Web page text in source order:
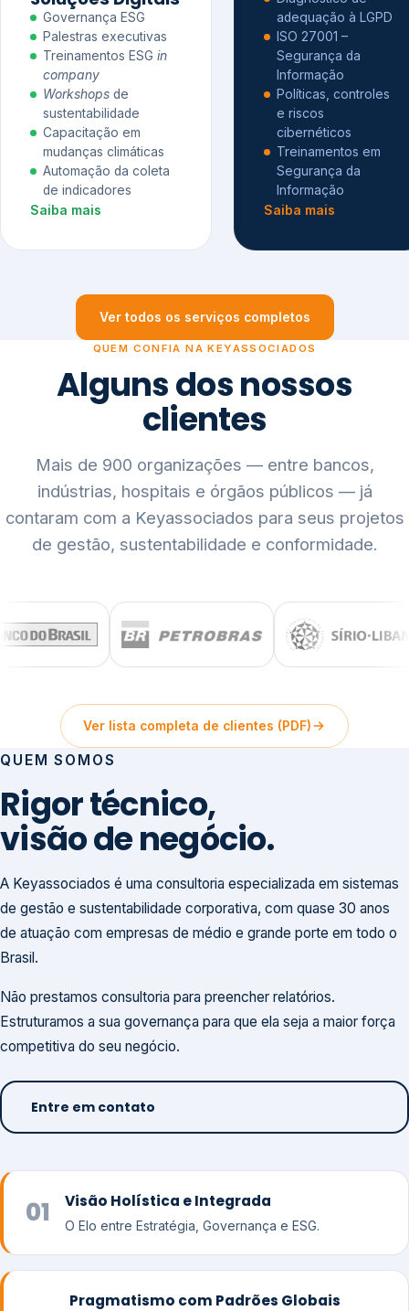
Governança ESG
Palestras executivas
Treinamentos ESG in
company
Workshops de
sustentabilidade
Capacitação em
mudanças climáticas
Automação da coleta
de indicadores
Saiba mais
adequação à LGPD
ISO 27001 –
Segurança da
Informação
Políticas, controles
e riscos
cibernéticos
Treinamentos em
Segurança da
Informação
Saiba mais
Ver todos os serviços completos
QUEM CONFIA NA KEYASSOCIADOS
Alguns dos nossos
clientes
Mais de 900 organizações — entre bancos,
indústrias, hospitais e órgãos públicos — já
contaram com a Keyassociados para seus projetos
de gestão, sustentabilidade e conformidade.
Ver lista completa de clientes (PDF)
QUEM SOMOS
Rigor técnico,
visão de negócio.
A Keyassociados é uma consultoria especializada em sistemas
de gestão e sustentabilidade corporativa, com quase 30 anos
de atuação com empresas de médio e grande porte em todo o
Brasil.
Não prestamos consultoria para preencher relatórios.
Estruturamos a sua governança para que ela seja a maior força
competitiva do seu negócio.
Entre em contato
01 Visão Holística e Integrada
O Elo entre Estratégia, Governança e ESG.
Pragmatismo com Padrões Globais